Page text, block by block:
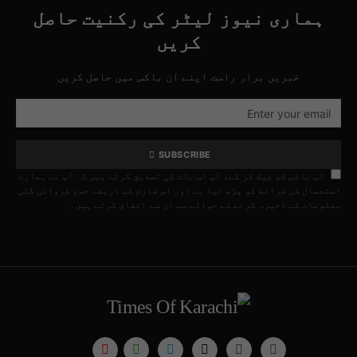
ہماری نیوز لیٹر کی رکنیت حاصل
کریں
خبریں براہِ راست اپنے ان باکس میں حاصل کریں
SUBSCRIBE
اس باکس کو چیک کر کے، آپ اس بات کی تصدیق کرتے ہیں کہ آپ نے ہمارے
استعمال کی شرائط کو پڑھ لیا ہے اور اس فارم کے ذریعے جمع کروائی گئی
معلومات کے ذخیرہ کرنے کے حوالے سے ان سے اتفاق کرتے ہیں۔